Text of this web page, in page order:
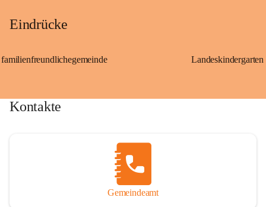
Eindrücke
familienfreundlichegemeinde
Kontakte
Gemeindeamt